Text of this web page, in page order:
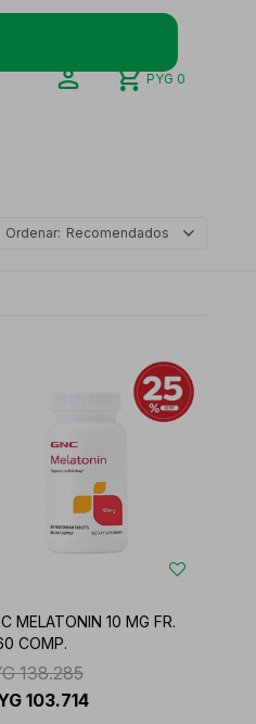
PYG 0
Recomendados
MELATONIN 10 MG FR.
COMP.
138.285
103.714